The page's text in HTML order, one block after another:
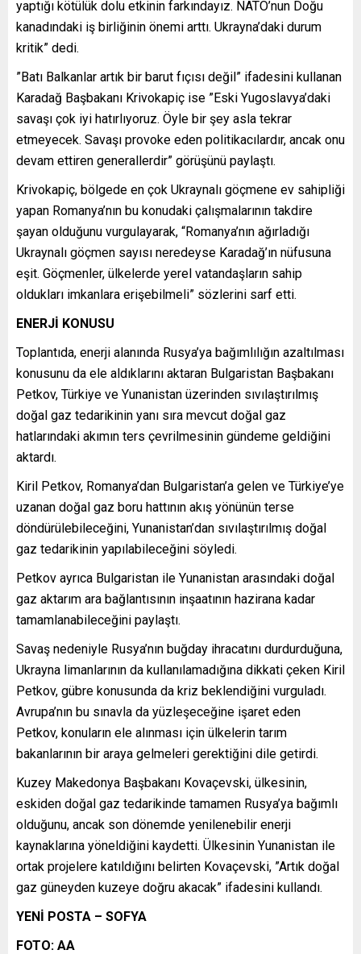
yaptığı kötülük dolu etkinin farkındayız. NATO’nun Doğu
kanadındaki iş birliğinin önemi arttı. Ukrayna’daki durum
kritik” dedi.
”Batı Balkanlar artık bir barut fıçısı değil” ifadesini kullanan
Karadağ Başbakanı Krivokapiç ise ”Eski Yugoslavya’daki
savaşı çok iyi hatırlıyoruz. Öyle bir şey asla tekrar
etmeyecek. Savaşı provoke eden politikacılardır, ancak onu
devam ettiren generallerdir” görüşünü paylaştı.
Krivokapiç, bölgede en çok Ukraynalı göçmene ev sahipliği
yapan Romanya’nın bu konudaki çalışmalarının takdire
şayan olduğunu vurgulayarak, “Romanya’nın ağırladığı
Ukraynalı göçmen sayısı neredeyse Karadağ’ın nüfusuna
eşit. Göçmenler, ülkelerde yerel vatandaşların sahip
oldukları imkanlara erişebilmeli” sözlerini sarf etti.
ENERJİ KONUSU
Toplantıda, enerji alanında Rusya’ya bağımlılığın azaltılması
konusunu da ele aldıklarını aktaran Bulgaristan Başbakanı
Petkov, Türkiye ve Yunanistan üzerinden sıvılaştırılmış
doğal gaz tedarikinin yanı sıra mevcut doğal gaz
hatlarındaki akımın ters çevrilmesinin gündeme geldiğini
aktardı.
Kiril Petkov, Romanya’dan Bulgaristan’a gelen ve Türkiye’ye
uzanan doğal gaz boru hattının akış yönünün terse
döndürülebileceğini, Yunanistan’dan sıvılaştırılmış doğal
gaz tedarikinin yapılabileceğini söyledi.
Petkov ayrıca Bulgaristan ile Yunanistan arasındaki doğal
gaz aktarım ara bağlantısının inşaatının hazirana kadar
tamamlanabileceğini paylaştı.
Savaş nedeniyle Rusya’nın buğday ihracatını durdurduğuna,
Ukrayna limanlarının da kullanılamadığına dikkati çeken Kiril
Petkov, gübre konusunda da kriz beklendiğini vurguladı.
Avrupa’nın bu sınavla da yüzleşeceğine işaret eden
Petkov, konuların ele alınması için ülkelerin tarım
bakanlarının bir araya gelmeleri gerektiğini dile getirdi.
Kuzey Makedonya Başbakanı Kovaçevski, ülkesinin,
eskiden doğal gaz tedarikinde tamamen Rusya’ya bağımlı
olduğunu, ancak son dönemde yenilenebilir enerji
kaynaklarına yöneldiğini kaydetti. Ülkesinin Yunanistan ile
ortak projelere katıldığını belirten Kovaçevski, ”Artık doğal
gaz güneyden kuzeye doğru akacak” ifadesini kullandı.
YENİ POSTA – SOFYA
FOTO: AA